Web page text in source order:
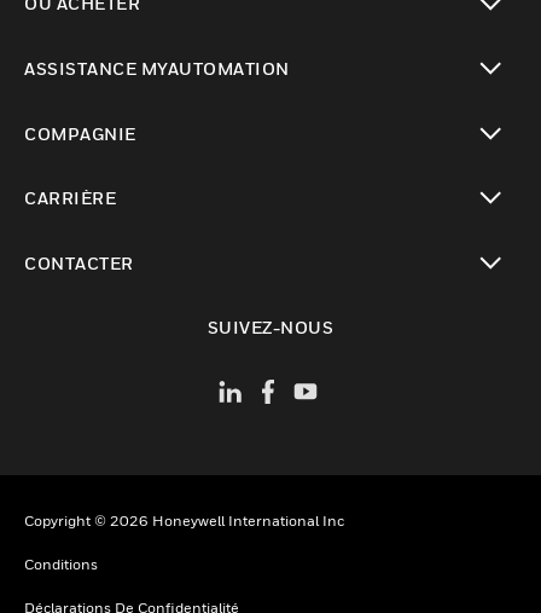
ASSISTANCE MYAUTOMATION
COMPAGNIE
CARRIÈRE
CONTACTER
SUIVEZ-NOUS
Copyright © 2026 Honeywell International Inc
Conditions
Déclarations De Confidentialité